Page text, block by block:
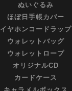
ぬいぐるみ
ほぼ日手帳カバー
イヤホンコードラップ
ウォレットバッグ
ウォレットロープ
オリジナルCD
カードケース
キャラメルボックス